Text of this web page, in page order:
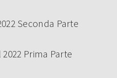
Seconda Parte
2022 Prima Parte